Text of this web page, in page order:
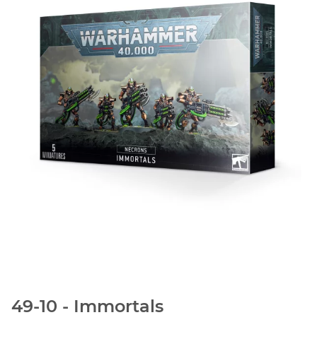
49-10 - Immortals